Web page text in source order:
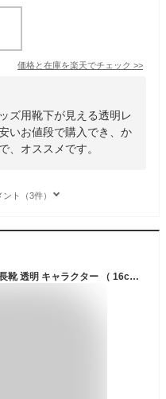
価格と在庫を楽天でチェック >>
ズ用靴下が見える透明レ
いお値段で購入でき、か
、オススメです。
ト（3件）
レインブーツ キッズ ユニコーン 恐竜 長靴 透明 キャラクター （ 16cm 雨靴 子ども用 ながぐつ レインシューズ 雨の日 おでかけ 通園 入園 入学 子ども レイングッズ ネームタグ 反射テープ 中敷き付き 子供用 ）